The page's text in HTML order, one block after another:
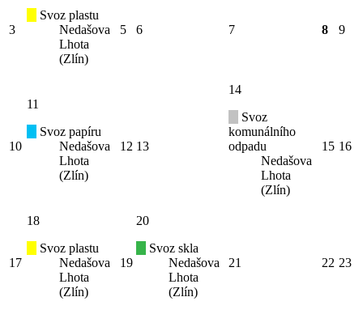
3
Svoz plastu
Nedašova
Lhota
(Zlín)
5 6 7 8 9
10
11
Svoz papíru
Nedašova
Lhota
(Zlín)
12 13
14
Svoz
komunálního
odpadu
Nedašova
Lhota
(Zlín)
15 16
17
18
Svoz plastu
Nedašova
Lhota
(Zlín)
19
20
Svoz skla
Nedašova
Lhota
(Zlín)
21 22 23